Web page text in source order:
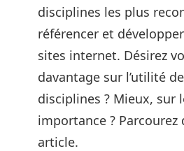
disciplines les plus
référencer et
sites internet. Désirez
davantage sur l’utilité
disciplines ? Mieux, sur
importance ? Parcourez
article.